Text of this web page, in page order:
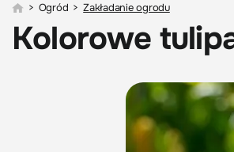
> Ogród > Zakładanie ogrodu
Kolorowe